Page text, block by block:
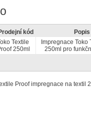
kód
Popis
Textile
250ml
Impregnace Toko
250ml pro
Proof impregnace na textil